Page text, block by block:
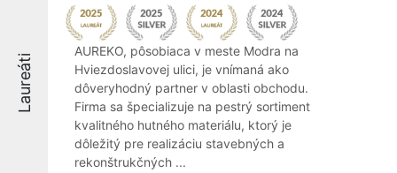
Laureáti
AUREKO, pôsobiaca v meste Modra na
Hviezdoslavovej ulici, je vnímaná ako
dôveryhodný partner v oblasti obchodu.
Firma sa špecializuje na pestrý sortiment
kvalitného hutného materiálu, ktorý je
dôležitý pre realizáciu stavebných a
rekonštrukčných ...